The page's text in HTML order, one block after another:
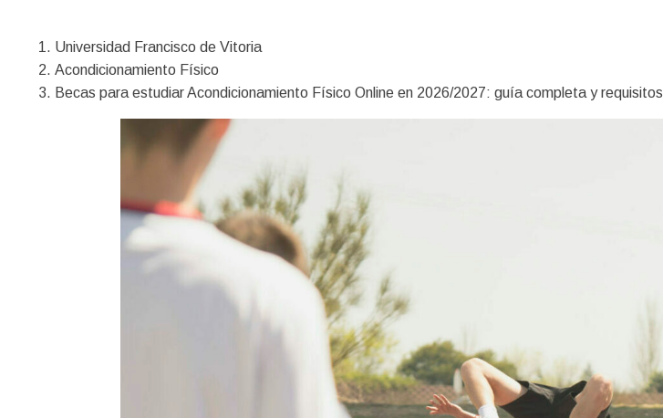
Universidad Francisco de Vitoria
Acondicionamiento Físico
Becas para estudiar Acondicionamiento Físico Online en 2026/2027: guía completa y requisitos